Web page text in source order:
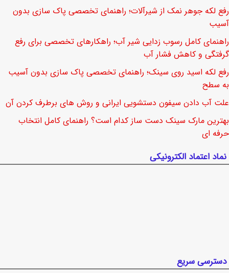
رفع لکه جوهر نمک از شیرآلات؛ راهنمای تخصصی پاک سازی بدون
آسیب
راهنمای کامل رسوب زدایی شیر آب؛ راهکارهای تخصصی برای رفع
گرفتگی و کاهش فشار آب
رفع لکه اسید روی سینک؛ راهنمای تخصصی پاک سازی بدون آسیب
به سطح
علت آب دادن سیفون دستشویی ایرانی و روش های برطرف کردن آن
بهترین مارک سینک دست ساز کدام است؟ راهنمای کامل انتخاب
حرفه ای
نماد اعتماد الکترونیکی
دسترسی سریع